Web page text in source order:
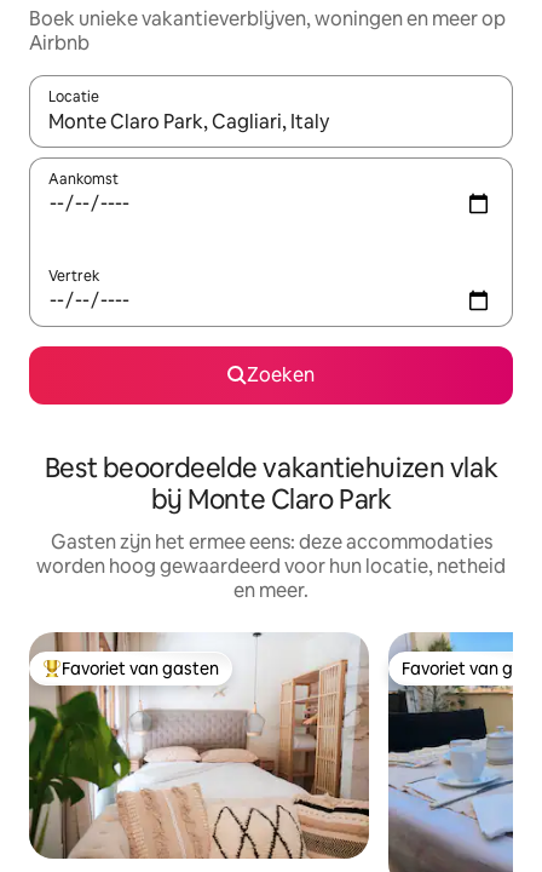
Boek unieke vakantieverblijven, woningen en meer op
Airbnb
Locatie
Wanneer er suggesties beschikbaar zijn, maak je een keuze
Aankomst
Vertrek
Zoeken
Best beoordeelde vakantiehuizen vlak
bij Monte Claro Park
Gasten zijn het ermee eens: deze accommodaties
worden hoog gewaardeerd voor hun locatie, netheid
en meer.
Topfavoriet van gasten
Favoriet van gasten Favoriet van
Favoriet van